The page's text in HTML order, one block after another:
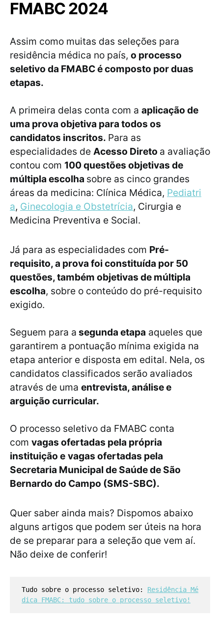
FMABC 2024
Assim como muitas das seleções para
residência médica no país, o processo
seletivo da FMABC é composto por duas
etapas.
A primeira delas conta com a aplicação de
uma prova objetiva para todos os
candidatos inscritos. Para as
especialidades de Acesso Direto a avaliação
contou com 100 questões objetivas de
múltipla escolha sobre as cinco grandes
áreas da medicina: Clínica Médica, Pediatri
a, Ginecologia e Obstetrícia, Cirurgia e
Medicina Preventiva e Social.
Já para as especialidades com Pré-
requisito, a prova foi constituída por 50
questões, também objetivas de múltipla
escolha, sobre o conteúdo do pré-requisito
exigido.
Seguem para a segunda etapa aqueles que
garantirem a pontuação mínima exigida na
etapa anterior e disposta em edital. Nela, os
candidatos classificados serão avaliados
através de uma entrevista, análise e
arguição curricular.
O processo seletivo da FMABC conta
com vagas ofertadas pela própria
instituição e vagas ofertadas pela
Secretaria Municipal de Saúde de São
Bernardo do Campo (SMS-SBC).
Quer saber ainda mais? Dispomos abaixo
alguns artigos que podem ser úteis na hora
de se preparar para a seleção que vem aí.
Não deixe de conferir!
Tudo sobre o processo seletivo: Residência Mé
dica FMABC: tudo sobre o processo seletivo!